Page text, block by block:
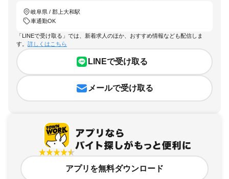
岐阜県 / 郡上大和駅
車通勤OK
「LINEで受け取る」では、新着求人のほか、おすすめ情報なども配信しま
す。 詳しくはこちら
LINEで受け取る
メールで受け取る
アプリを無料ダウンロード